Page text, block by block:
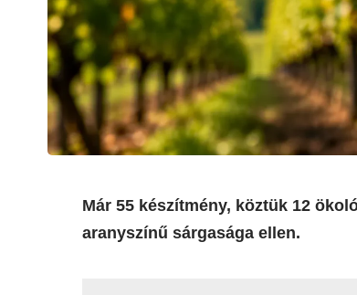
Már 55 készítmény, köztük 12
aranyszínű sárgasága ellen.